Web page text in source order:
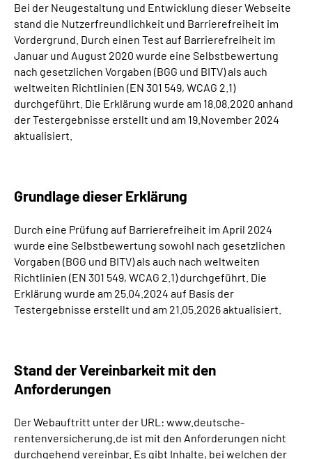
Mein Kundenportal
Bei der Neugestaltung und Entwicklung dieser Webseite
stand die Nutzerfreundlichkeit und Barrierefreiheit im
Vordergrund. Durch einen Test auf Barrierefreiheit im
Januar und August 2020 wurde eine Selbstbewertung
nach gesetzlichen Vorgaben (BGG und BITV) als auch
weltweiten Richtlinien (EN 301 549, WCAG 2.1)
durchgeführt. Die Erklärung wurde am 18.08.2020 anhand
der Testergebnisse erstellt und am 19.November 2024
aktualisiert.
Grundlage dieser Erklärung
Durch eine Prüfung auf Barrierefreiheit im April 2024
wurde eine Selbstbewertung sowohl nach gesetzlichen
Vorgaben (BGG und BITV) als auch nach weltweiten
Richtlinien (EN 301 549, WCAG 2.1) durchgeführt. Die
Erklärung wurde am 25.04.2024 auf Basis der
Testergebnisse erstellt und am 21.05.2026 aktualisiert.
Stand der Vereinbarkeit mit den
Anforderungen
Der Webauftritt unter der URL: www.deutsche-
rentenversicherung.de ist mit den Anforderungen nicht
durchgehend vereinbar. Es gibt Inhalte, bei welchen der